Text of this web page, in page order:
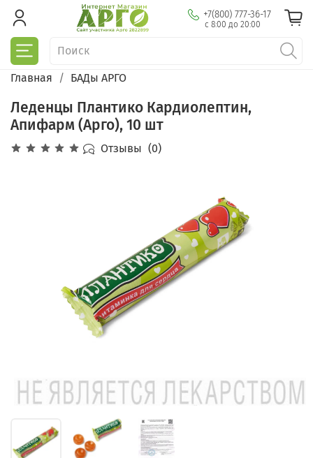
+7(800) 777-36-17
с 8:00 до 20:00
Главная БАДы АРГО
Леденцы Плантико Кардиолептин,
Апифарм (Арго), 10 шт
Отзывы (0)